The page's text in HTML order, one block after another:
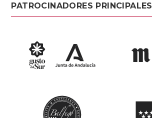
PATROCINADORES PRINCIPALES